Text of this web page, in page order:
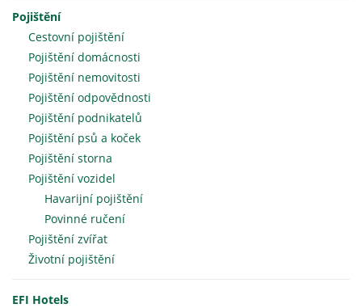
Pojištění
Cestovní pojištění
Pojištění domácnosti
Pojištění nemovitosti
Pojištění odpovědnosti
Pojištění podnikatelů
Pojištění psů a koček
Pojištění storna
Pojištění vozidel
Havarijní pojištění
Povinné ručení
Pojištění zvířat
Životní pojištění
EFI Hotels